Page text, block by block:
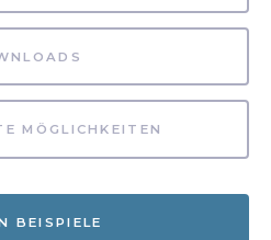
MÖGLICHKEITEN
BEISPIELE